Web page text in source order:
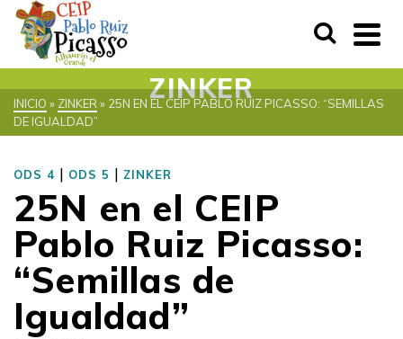
ZINKER
INICIO » ZINKER » 25N EN EL CEIP PABLO RUIZ PICASSO: “SEMILLAS
DE IGUALDAD”
ODS 4 | ODS 5 | ZINKER
25N en el CEIP
Pablo Ruiz Picasso:
“Semillas de
Igualdad”